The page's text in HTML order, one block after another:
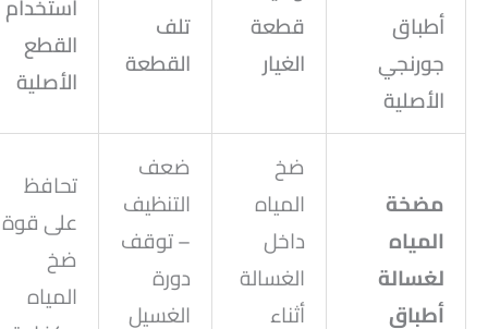
أطباق
جورنجي
الأصلية
قطعة
الغيار
تلف
القطعة
استخدام
القطع
الأصلية
مضخة
المياه
لغسالة
أطباق
ضخ
المياه
داخل
الغسالة
أثناء
ضعف
التنظيف
– توقف
دورة
الغسيل
تحافظ
على قوة
ضخ
المياه